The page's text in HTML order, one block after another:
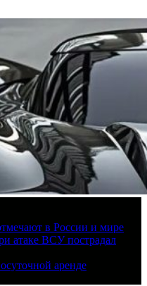
в России и мире
атаке ВСУ пострадал
аренде